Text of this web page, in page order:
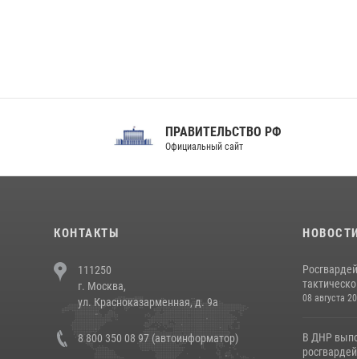
ПРАВИТЕЛЬСТВО РФ
Официальный сайт
КОНТАКТЫ
111250
г. Москва,
ул. Красноказарменная, д. 9а
8 800 350 08 97 (автоинформатор)
08 августа
В ДНР